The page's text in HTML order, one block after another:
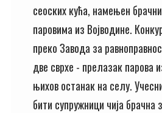
сеоских кућа, намењен
паровима из Војводине.
преко Завода за
две сврхе - прелазак парова
њихов останак на селу.
бити супружници чија брачна